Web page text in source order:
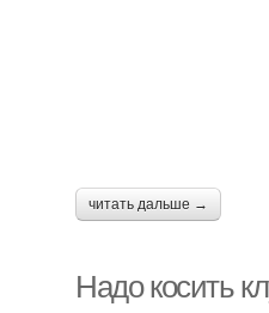
читать дальше →
Надо косить